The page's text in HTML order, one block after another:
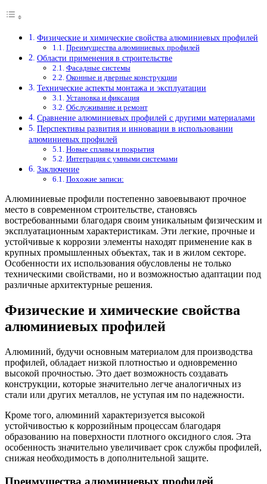
Физические и химические свойства алюминиевых профилей
Преимущества алюминиевых профилей
Области применения в строительстве
Фасадные системы
Оконные и дверные конструкции
Технические аспекты монтажа и эксплуатации
Установка и фиксация
Обслуживание и ремонт
Сравнение алюминиевых профилей с другими материалами
Перспективы развития и инновации в использовании
алюминиевых профилей
Новые сплавы и покрытия
Интеграция с умными системами
Заключение
Похожие записи:
Алюминиевые профили постепенно завоевывают прочное
место в современном строительстве, становясь
востребованными благодаря своим уникальным физическим и
эксплуатационным характеристикам. Эти легкие, прочные и
устойчивые к коррозии элементы находят применение как в
крупных промышленных объектах, так и в жилом секторе.
Особенности их использования обусловлены не только
техническими свойствами, но и возможностью адаптации под
различные архитектурные решения.
Физические и химические свойства
алюминиевых профилей
Алюминий, будучи основным материалом для производства
профилей, обладает низкой плотностью и одновременно
высокой прочностью. Это дает возможность создавать
конструкции, которые значительно легче аналогичных из
стали или других металлов, не уступая им по надежности.
Кроме того, алюминий характеризуется высокой
устойчивостью к коррозийным процессам благодаря
образованию на поверхности плотного оксидного слоя. Эта
особенность значительно увеличивает срок службы профилей,
снижая необходимость в дополнительной защите.
Преимущества алюминиевых профилей